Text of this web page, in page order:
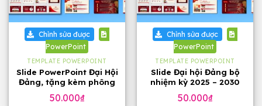
Chỉnh sửa được
PowerPoint
TEMPLATE POWERPOINT
Slide PowerPoint Đại Hội
Đảng, tặng kèm phông
50.000₫
Chỉnh sửa được
PowerPoint
TEMPLATE POWERPOINT
Slide Đại hội Đảng bộ
nhiệm kỳ 2025 – 2030
slide)
50.000₫